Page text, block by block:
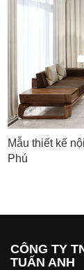
Mẫu thiết kế
Phú
CÔNG TY
TUẤN ANH